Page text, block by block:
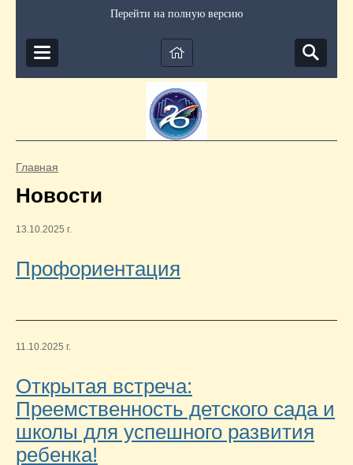
Перейти на полную версию
Главная
Новости
13.10.2025 г.
Профориентация
11.10.2025 г.
Открытая встреча:
Преемственность детского сада и
школы для успешного развития
ребенка!